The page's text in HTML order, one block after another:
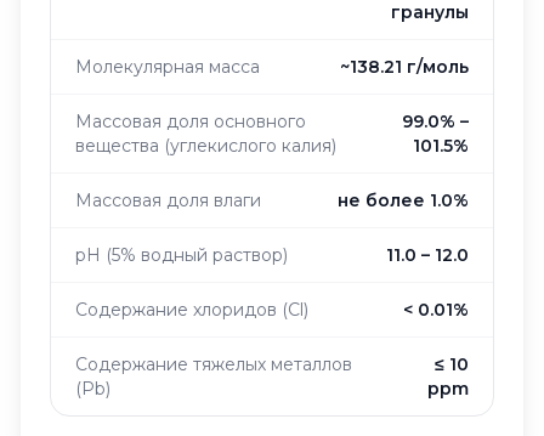
гранулы
Молекулярная масса ~138.21 г/моль
Массовая доля основного
вещества (углекислого калия)
99.0% –
101.5%
Массовая доля влаги не более 1.0%
pH (5% водный раствор) 11.0 – 12.0
Содержание хлоридов (Cl) < 0.01%
Содержание тяжелых металлов
(Pb)
≤ 10
ppm